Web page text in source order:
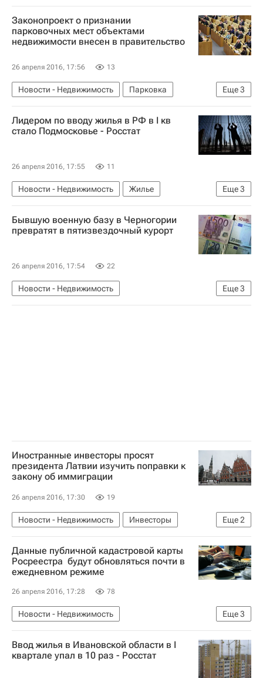
Законопроект о признании
парковочных мест объектами
недвижимости внесен в правительство
26 апреля 2016, 17:56 13
Еще3
Новости - Недвижимость
Парковка
Недвижимость
Законодательство Россия
Лидером по вводу жилья в РФ в I кв
стало Подмосковье - Росстат
26 апреля 2016, 17:55 11
Еще3
Новости - Недвижимость
Жилье
Строительство
Московская область (Подмосковье)
Россия
Бывшую военную базу в Черногории
превратят в пятизвездочный курорт
26 апреля 2016, 17:54 22
Еще3
Новости - Недвижимость
Коммерческая недвижимость
Курорт
Иностранные инвесторы просят
президента Латвии изучить поправки к
закону об иммиграции
26 апреля 2016, 17:30 19
Еще2
Новости - Недвижимость
Инвесторы
Недвижимость
Латвия
Данные публичной кадастровой карты
Росреестра будут обновляться почти в
ежедневном режиме
26 апреля 2016, 17:28 78
Еще3
Новости - Недвижимость
Федеральная служба государственной регистрации, кадастра и картографии (Росреестр)
Карты
Россия
Ввод жилья в Ивановской области в I
квартале упал в 10 раз - Росстат